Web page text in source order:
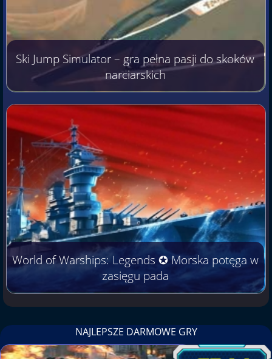
Ski Jump Simulator – gra pełna pasji do skoków
narciarskich
World of Warships: Legends ✪ Morska potęga w
zasięgu pada
NAJLEPSZE DARMOWE GRY